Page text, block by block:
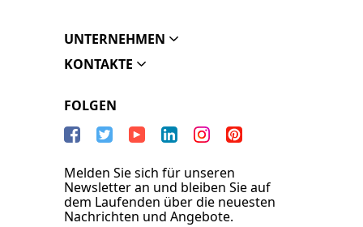
UNTERNEHMEN
KONTAKTE
FOLGEN
Melden Sie sich für unseren
Newsletter an und bleiben Sie auf
dem Laufenden über die neuesten
Nachrichten und Angebote.